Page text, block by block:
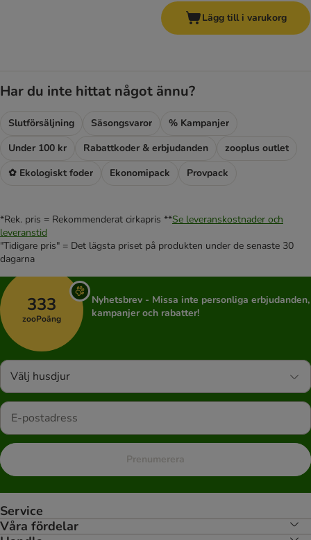
Lägg till i varukorg
Har du inte hittat något ännu?
Slutförsäljning Säsongsvaror
% Kampanjer
Under 100 kr
Rabattkoder & erbjudanden
zooplus outlet
✿ Ekologiskt foder
Ekonomipack Provpack
*Rek. pris = Rekommenderat cirkapris **Se leveranskostnader och
leveranstid
"Tidigare pris" = Det lägsta priset på produkten under de senaste 30
dagarna
333
zooPoäng
Nyhetsbrev - Missa inte personliga erbjudanden,
kampanjer och rabatter!
Välj husdjur
Prenumerera
Service
Våra fördelar